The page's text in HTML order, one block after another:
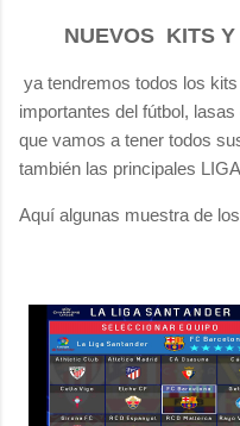
NUEVOS KITS Y
ya tendremos todos los
importantes del fútbol,
que vamos a tener todos
también las principales
Aquí algunas muestra de